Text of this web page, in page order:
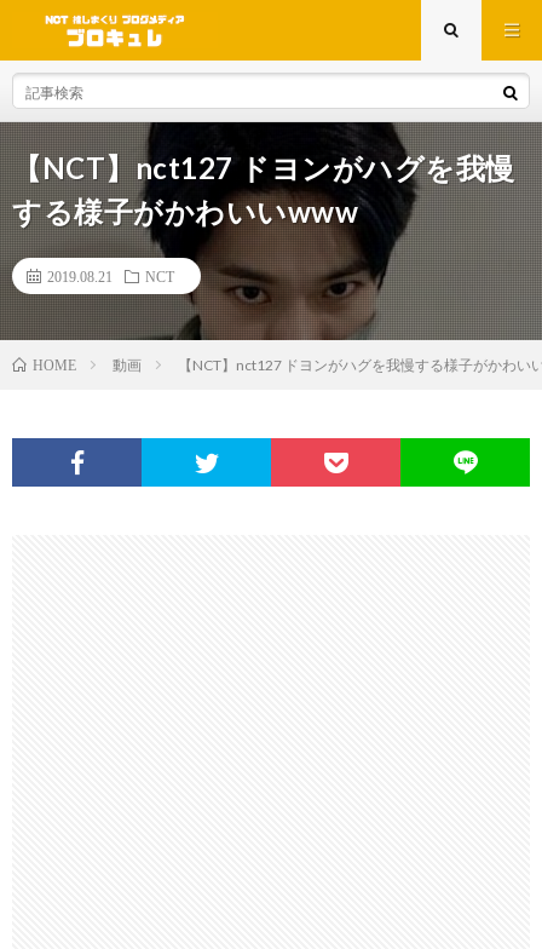
【NCT】nct127 ドヨンがハグを我慢
する様子がかわいいwww
2019.08.21 NCT
HOME 動画 【NCT】nct127 ドヨンがハグを我慢する様子がかわい